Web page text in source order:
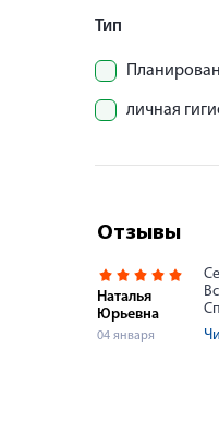
Тип
Отзывы
Наталья
Юрьевна
04 января